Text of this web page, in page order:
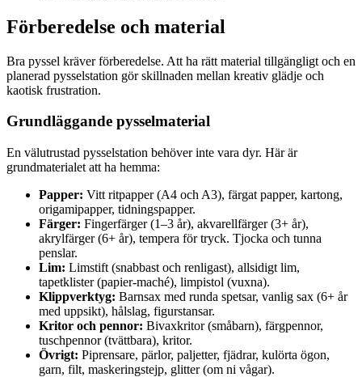
Förberedelse och material
Bra pyssel kräver förberedelse. Att ha rätt material tillgängligt och en
planerad pysselstation gör skillnaden mellan kreativ glädje och
kaotisk frustration.
Grundläggande pysselmaterial
En välutrustad pysselstation behöver inte vara dyr. Här är
grundmaterialet att ha hemma:
Papper: Vitt ritpapper (A4 och A3), färgat papper, kartong,
origamipapper, tidningspapper.
Färger: Fingerfärger (1–3 år), akvarellfärger (3+ år),
akrylfärger (6+ år), tempera för tryck. Tjocka och tunna
penslar.
Lim: Limstift (snabbast och renligast), allsidigt lim,
tapetklister (papier-maché), limpistol (vuxna).
Klippverktyg: Barnsax med runda spetsar, vanlig sax (6+ år
med uppsikt), hålslag, figurstansar.
Kritor och pennor: Bivaxkritor (småbarn), färgpennor,
tuschpennor (tvättbara), kritor.
Övrigt: Piprensare, pärlor, paljetter, fjädrar, kulörta ögon,
garn, filt, maskeringstejp, glitter (om ni vågar).